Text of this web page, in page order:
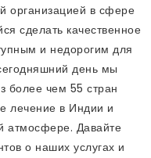
организацией в сфере
сделать качественное
и недорогим для
день мы
более чем 55 стран
лечение в Индии и
атмосфере. Давайте
о наших услугах и